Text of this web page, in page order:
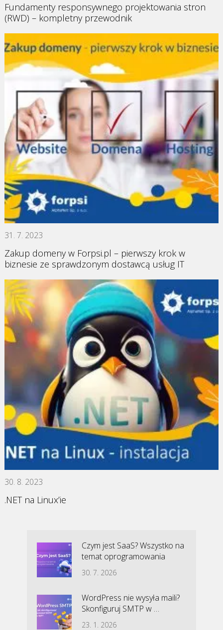
Fundamenty responsywnego projektowania stron
(RWD) – kompletny przewodnik
31. 7. 2023
Zakup domeny w Forpsi.pl – pierwszy krok w
biznesie ze sprawdzonym dostawcą usług IT
30. 8. 2023
.NET na Linux’ie
Czym jest SaaS? Wszystko na
temat oprogramowania
30. 7. 2026
WordPress nie wysyła maili?
Skonfiguruj SMTP w …
23. 1. 2026